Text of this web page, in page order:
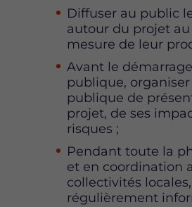
Diffuser au public
autour du projet au
mesure de leur
Avant le
publique,
publique de
projet, de ses
risques ;
Pendant toute la
et en coordination
collectivités
régulièrement